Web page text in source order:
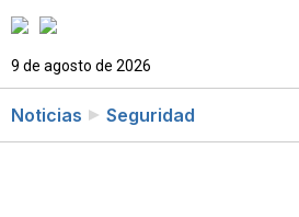
9 de agosto de 2026
Noticias Seguridad